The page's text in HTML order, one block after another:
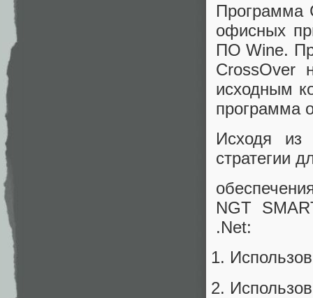
Программа
офисных
ПО Wine.
CrossOver
исходным
программа
Исходя из
стратегии
NGT
.Net: